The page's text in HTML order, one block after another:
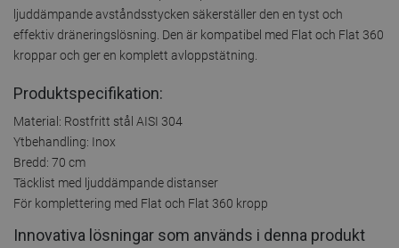
ljuddämpande avståndsstycken säkerställer den en tyst och
effektiv dräneringslösning. Den är kompatibel med Flat och Flat 360
kroppar och ger en komplett avloppstätning.
Produktspecifikation:
Material: Rostfritt stål AISI 304
Ytbehandling: Inox
Bredd: 70 cm
Täcklist med ljuddämpande distanser
För komplettering med Flat och Flat 360 kropp
Innovativa lösningar som används i denna produkt